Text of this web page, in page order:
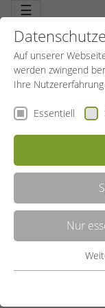
☰
Freiheit und
für Kinder.
Eltern. Die
Wasser zu toben
Freizeit und ein
Auf unserer
werden zwingend
Ihre
Essentiell
Nur
Essentielle